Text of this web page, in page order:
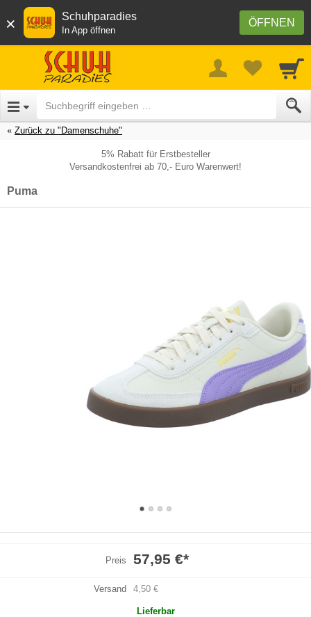
× ÖFFNEN
Schuhparadies
In App öffnen
Zurück zu "Damenschuhe"
5% Rabatt für Erstbesteller
Versandkostenfrei ab 70,- Euro Warenwert!
Puma
Preis 57,95 €*
Versand 4,50 €
Lieferbar